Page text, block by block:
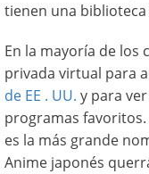
tienen una
En la mayoría de los
privada virtual para
de EE . UU. y para
programas favoritos.
es la más grande
Anime japonés